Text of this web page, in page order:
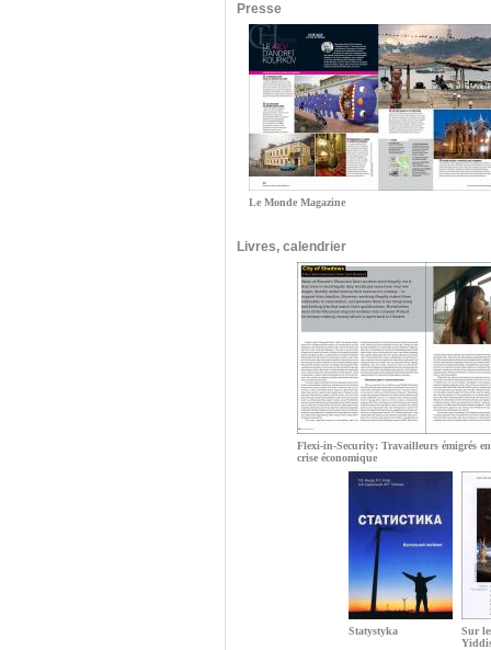
Presse
Le Monde Magazine
Livres, calendrier
Flexi-in-Security: Travailleurs émigrés
crise économique
Statystyka
Sur